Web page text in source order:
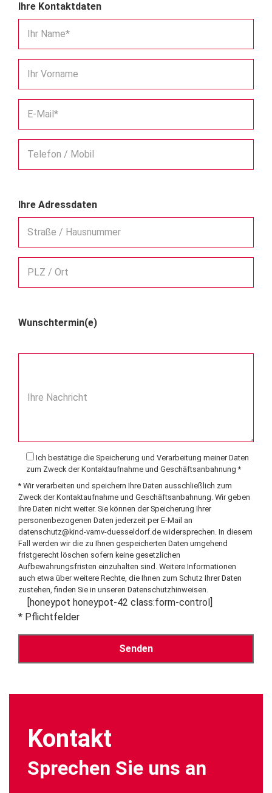
Ihre Kontaktdaten
Ihr Name*
Ihr Vorname
E-Mail*
Telefon / Mobil
Ihre Adressdaten
Straße / Hausnummer
PLZ / Ort
Wunschtermin(e)
Ihre Nachricht
Ich bestätige die Speicherung und Verarbeitung meiner Daten
zum Zweck der Kontaktaufnahme und Geschäftsanbahnung *
* Wir verarbeiten und speichern Ihre Daten ausschließlich zum
Zweck der Kontaktaufnahme und Geschäftsanbahnung. Wir geben
Ihre Daten nicht weiter. Sie können der Speicherung Ihrer
personenbezogenen Daten jederzeit per E-Mail an
datenschutz@kind-vamv-duesseldorf.de widersprechen. In diesem
Fall werden wir die zu Ihnen gespeicherten Daten umgehend
fristgerecht löschen sofern keine gesetzlichen
Aufbewahrungsfristen einzuhalten sind. Weitere Informationen
auch etwa über weitere Rechte, die Ihnen zum Schutz Ihrer Daten
zustehen, finden Sie in unseren Datenschutzhinweisen.
[honeypot honeypot-42 class:form-control]
* Pflichtfelder
Kontakt
Sprechen Sie uns an